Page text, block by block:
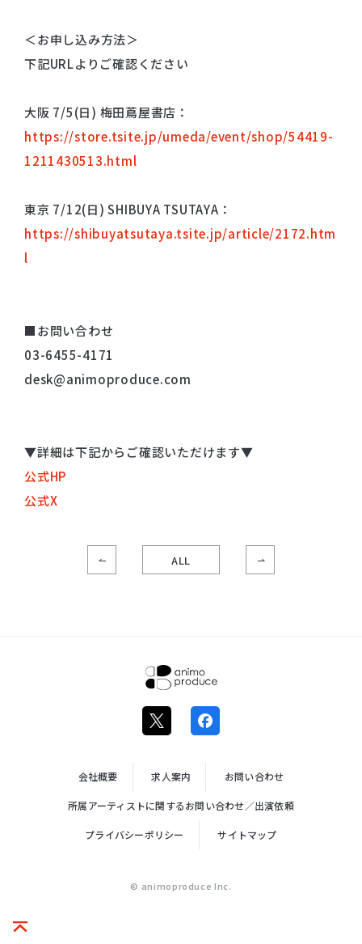
＜お申し込み方法＞
下記URLよりご確認ください
大阪 7/5(日) 梅田蔦屋書店：
https://store.tsite.jp/umeda/event/shop/54419-
1211430513.html
東京 7/12(日) SHIBUYA TSUTAYA：
https://shibuyatsutaya.tsite.jp/article/2172.htm
l
■お問い合わせ
03-6455-4171
desk@animoproduce.com
▼詳細は下記からご確認いただけます▼
公式HP
公式X
ALL
株式会社ア
ニモプロデ
会社概要 求人案内
お問い合わせ
所属アーティストに関するお問い合わせ／出演依頼
プライバシーポリシー
サイトマップ
© animoproduce Inc.